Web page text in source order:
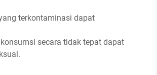
terkontaminasi dapat
secara tidak tepat dapat